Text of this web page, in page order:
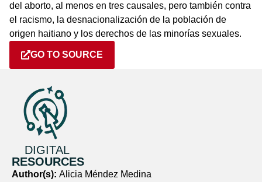
del aborto, al menos en tres causales, pero también contra
el racismo, la desnacionalización de la población de
origen haitiano y los derechos de las minorías sexuales.
GO TO SOURCE
DIGITAL
RESOURCES
Author(s): Alicia Méndez Medina